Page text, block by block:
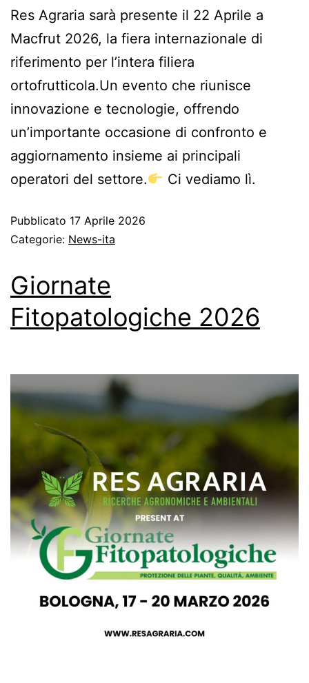
Res Agraria sarà presente il 22 Aprile a
Macfrut 2026, la fiera internazionale di
riferimento per l’intera filiera
ortofrutticola.Un evento che riunisce
innovazione e tecnologie, offrendo
un’importante occasione di confronto e
aggiornamento insieme ai principali
operatori del settore.
Ci vediamo lì.
Pubblicato 17 Aprile 2026
Categorie: News-ita
Giornate
Fitopatologiche 2026